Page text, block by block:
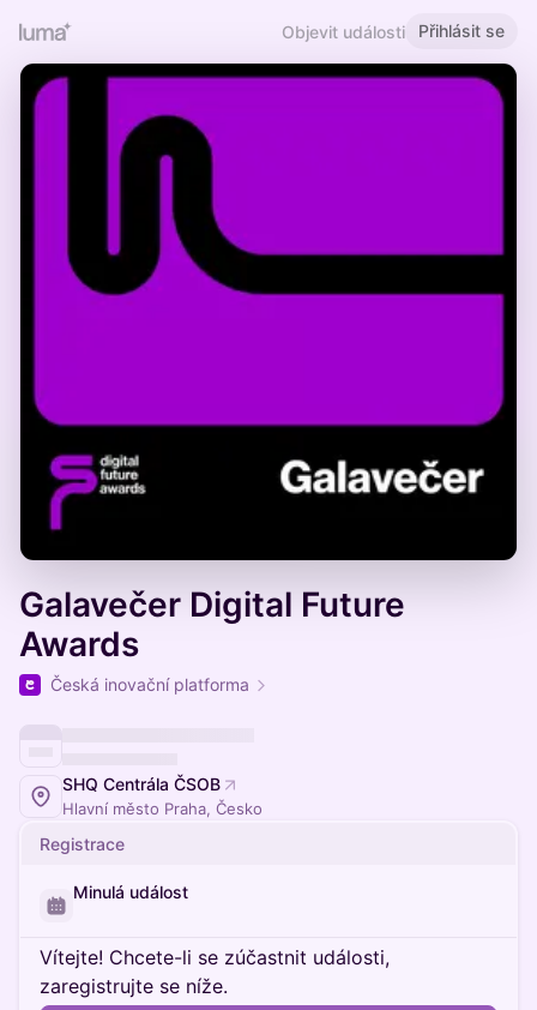
Objevit události Přihlásit se
Galavečer Digital Future
Awards
Česká inovační platforma
SHQ Centrála ČSOB
Hlavní město Praha, Česko
Registrace
Minulá událost
Vítejte! Chcete-li se zúčastnit události,
zaregistrujte se níže.